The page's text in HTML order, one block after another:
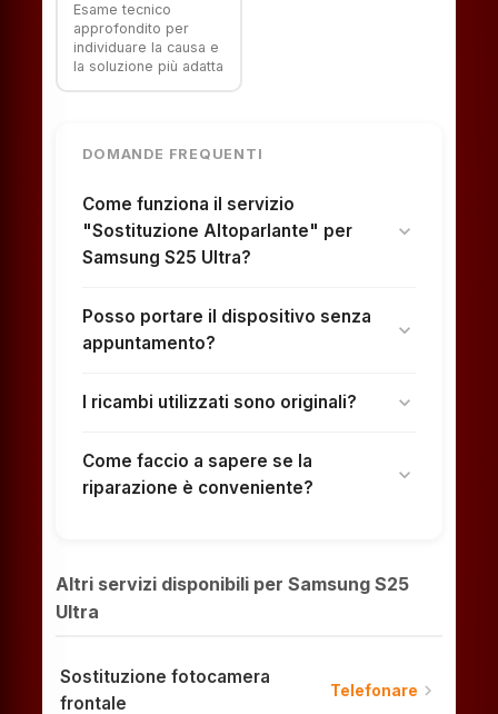
Esame tecnico
approfondito per
individuare la causa e
la soluzione più adatta
DOMANDE FREQUENTI
Come funziona il servizio
"Sostituzione Altoparlante" per
Samsung S25 Ultra?
expand_more
Posso portare il dispositivo senza
appuntamento?
expand_more
I ricambi utilizzati sono originali? expand_more
Come faccio a sapere se la
riparazione è conveniente?
expand_more
Altri servizi disponibili per Samsung S25
Ultra
Sostituzione fotocamera
frontale
Telefonare chevron_right